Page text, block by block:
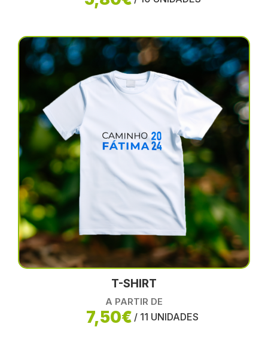
T-SHIRT
A PARTIR DE
7,50€ / 11 UNIDADES